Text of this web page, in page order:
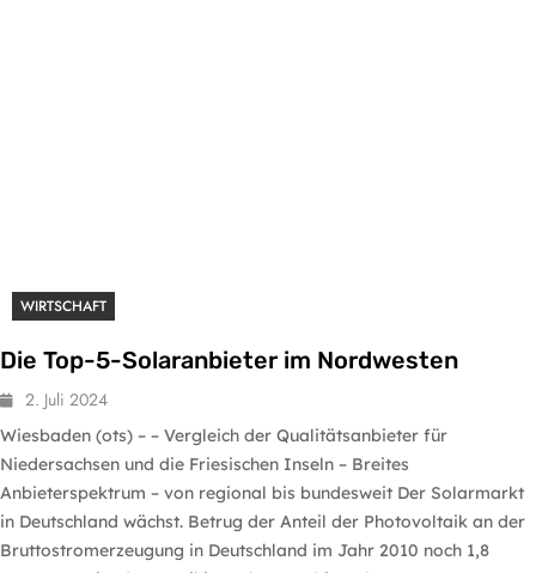
WIRTSCHAFT
Die Top-5-Solaranbieter im Nordwesten
2. Juli 2024
Wiesbaden (ots) – – Vergleich der Qualitätsanbieter für
Niedersachsen und die Friesischen Inseln – Breites
Anbieterspektrum – von regional bis bundesweit Der Solarmarkt
in Deutschland wächst. Betrug der Anteil der Photovoltaik an der
Bruttostromerzeugung in Deutschland im Jahr 2010 noch 1,8